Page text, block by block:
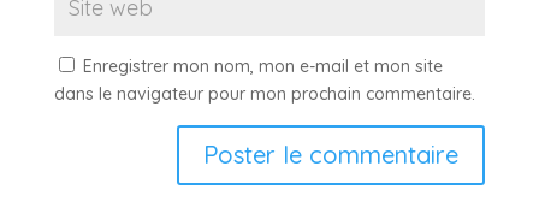
Enregistrer mon nom, mon e-mail et mon site
dans le navigateur pour mon prochain commentaire.